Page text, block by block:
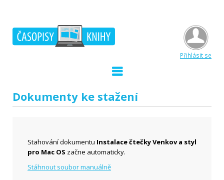
Přihlásit se
Dokumenty ke stažení
Stahování dokumentu Instalace čtečky Venkov a styl
pro Mac OS začne automaticky.
Stáhnout soubor manuálně